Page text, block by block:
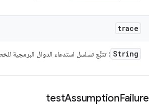
trace
String : تتبُّع تسلسل استدعاء الدوال البرمجية
testAssumptionFailure